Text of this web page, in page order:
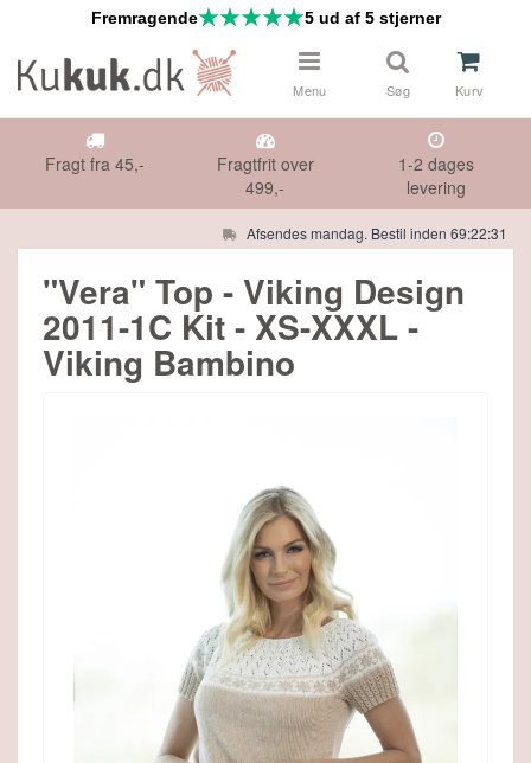
Fremragende 5 ud af 5 stjerner
Menu Søg Kurv
Fragt fra 45,-
Fragtfrit over
499,-
1-2 dages
levering
Afsendes mandag. Bestil inden 69:22:30
Måske kunne nogle af disse produkter
have din interesse?
Gå til indkøbskurv
Viking Maskemarkør, fra Viking
36,00 DKK
"Vera" Top - Viking Design
2011-1C Kit - XS-XXXL -
Viking Bambino